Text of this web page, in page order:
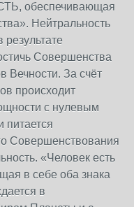
обеспечивающая
Нейтральность
результате
Совершенства
Вечности. За счёт
происходит
с нулевым
питается
Совершенствования
«Человек есть
в себе оба знака
в